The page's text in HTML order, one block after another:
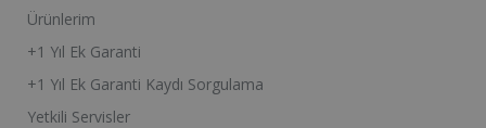
Ürünlerim
+1 Yıl Ek Garanti
+1 Yıl Ek Garanti Kaydı Sorgulama
Yetkili Servisler